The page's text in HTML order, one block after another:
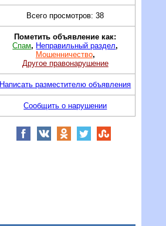
Всего просмотров: 38
Пометить объявление как:
Спам, Неправильный раздел,
Мошенничество,
Другое правонарушение
Написать разместителю объявления
Сообщить о нарушении